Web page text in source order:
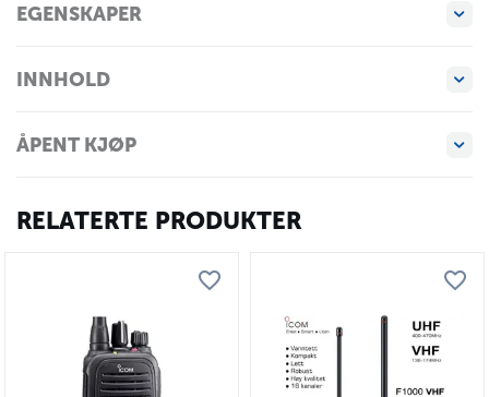
EGENSKAPER
INNHOLD
ÅPENT KJØP
RELATERTE PRODUKTER